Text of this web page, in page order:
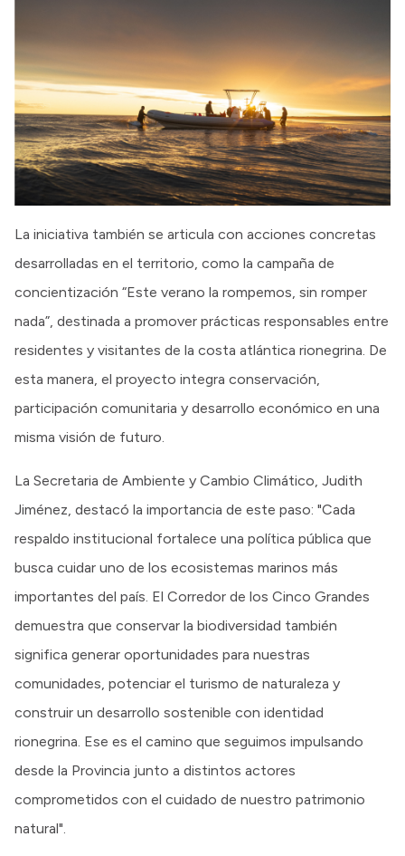
La iniciativa también se articula con acciones concretas
desarrolladas en el territorio, como la campaña de
concientización “Este verano la rompemos, sin romper
nada”, destinada a promover prácticas responsables entre
residentes y visitantes de la costa atlántica rionegrina. De
esta manera, el proyecto integra conservación,
participación comunitaria y desarrollo económico en una
misma visión de futuro.
La Secretaria de Ambiente y Cambio Climático, Judith
Jiménez, destacó la importancia de este paso: "Cada
respaldo institucional fortalece una política pública que
busca cuidar uno de los ecosistemas marinos más
importantes del país. El Corredor de los Cinco Grandes
demuestra que conservar la biodiversidad también
significa generar oportunidades para nuestras
comunidades, potenciar el turismo de naturaleza y
construir un desarrollo sostenible con identidad
rionegrina. Ese es el camino que seguimos impulsando
desde la Provincia junto a distintos actores
comprometidos con el cuidado de nuestro patrimonio
natural".